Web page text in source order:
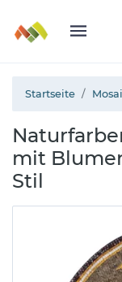
Startseite
mit
Stil